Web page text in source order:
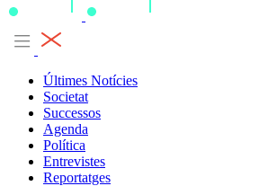
Últimes Notícies
Societat
Successos
Agenda
Política
Entrevistes
Reportatges